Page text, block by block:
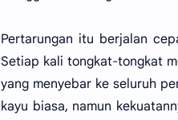
Pertarungan itu berjalan
Setiap kali tongkat-tongkat
yang menyebar ke seluruh
kayu biasa, namun